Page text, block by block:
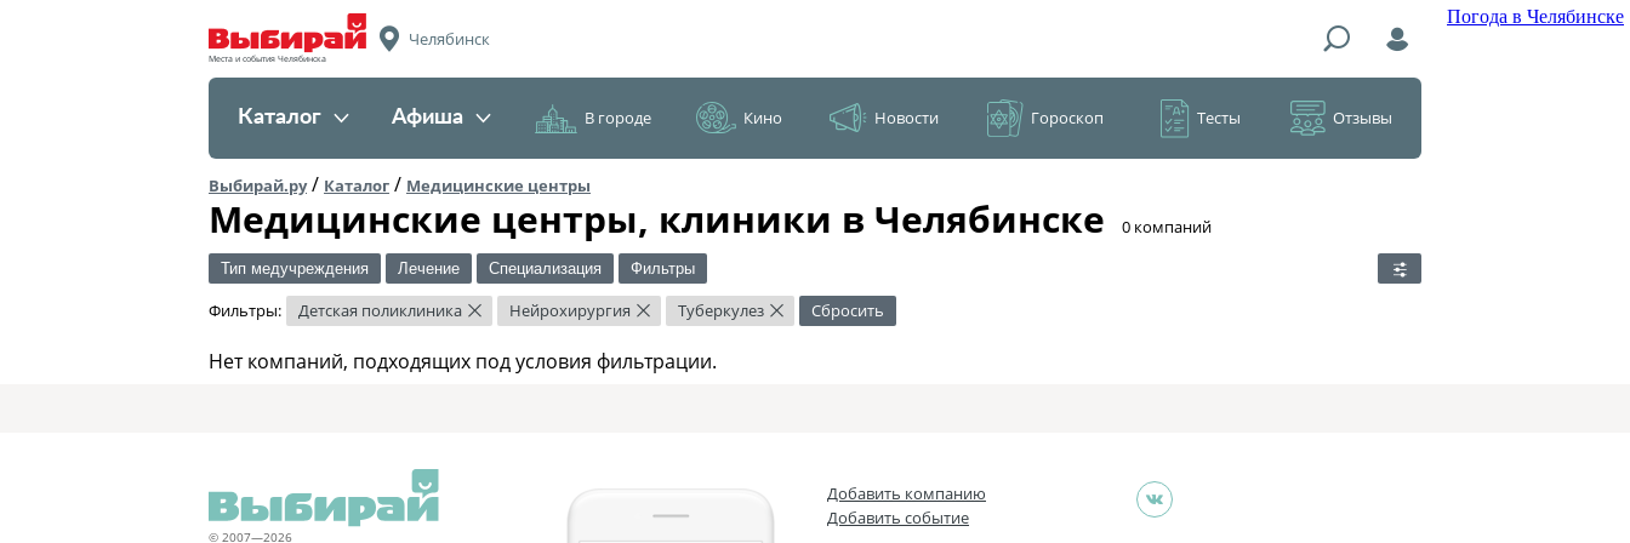
Погода в Челябинске
Места и события Челябинска
Челябинск
Каталог Афиша В городе Кино Новости Гороскоп Тесты Отзывы
Выбирай.ру/ Каталог / Медицинские центры
Медицинские центры, клиники в Челябинске ​0 компаний
Тип медучреждения Лечение Специализация Фильтры
Фильтры: Детская поликлиника × Нейрохирургия × Туберкулез × Сбросить
Нет компаний, подходящих под условия фильтрации.
© 2007—2026
Добавить компанию
Добавить событие